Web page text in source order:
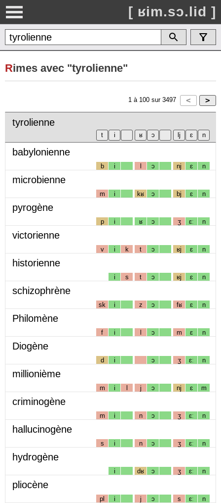
[ ʁim.sɔ.lid ]
Rimes avec "tyrolienne"
1 à 100 sur 3497
tyrolienne
babylonienne
b i l ɔ nj ɛ n
microbienne
m i kʁ ɔ bj ɛ n
pyrogène
p i ʁ ɔ ʒ ɛː n
victorienne
v i k t ɔ ʁj ɛ n
historienne
i s t ɔ ʁj ɛ n
schizophrène
sk i z ɔ fʁ ɛ n
Philomène
f i l ɔ m ɛ n
Diogène
d i ɔ ʒ ɛː n
millionième
m i l j ɔ nj ɛ m
criminogène
m i n ɔ ʒ ɛː n
hallucinogène
s i n ɔ ʒ ɛː n
hydrogène
i dʁ ɔ ʒ ɛː n
pliocène
pl i j ɔ s ɛː n